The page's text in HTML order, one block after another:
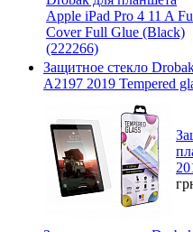
Защитное стекло
A2197 2019 Tempered